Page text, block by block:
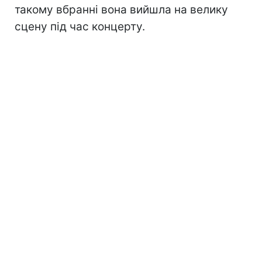
такому вбранні вона вийшла на велику
сцену під час концерту.